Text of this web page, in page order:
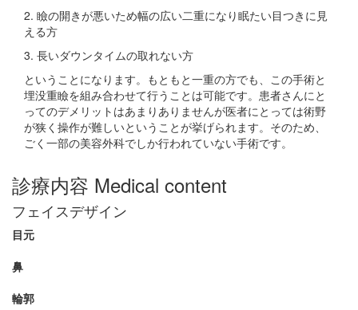
2. 瞼の開きが悪いため幅の広い二重になり眠たい目つきに見
える方
3. 長いダウンタイムの取れない方
ということになります。もともと一重の方でも、この手術と
埋没重瞼を組み合わせて行うことは可能です。患者さんにと
ってのデメリットはあまりありませんが医者にとっては術野
が狭く操作が難しいということが挙げられます。そのため、
ごく一部の美容外科でしか行われていない手術です。
診療内容 Medical content
フェイスデザイン
目元
鼻
輪郭